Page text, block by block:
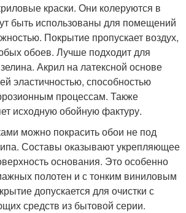
краски. Они колеруются в
быть использованы для помещений
Покрытие пропускает воздух,
обоев. Лучше подходит для
Акрил на латексной основе
эластичностью, способностью
процессам. Также
исходную обойную фактуру.
можно покрасить обои не под
Составы оказывают укрепляющее
основания. Это особенно
полотен и с тонким виниловым
допускается для очистки с
средств из бытовой серии.